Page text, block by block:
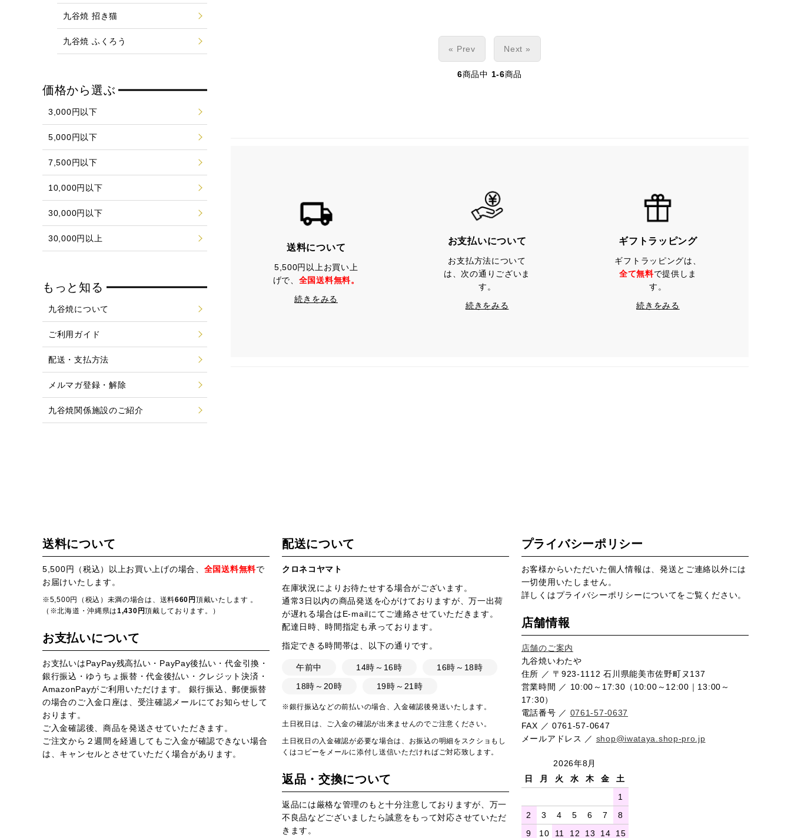
« Prev Next »
6商品中 1-6商品
送料について
5,500円以上お買い上
げで、 全国送料無料。
続きをみる
お支払いについて
お支払方法について
は、次の通りございま
す。
続きをみる
ギフトラッピング
ギフトラッピングは、
全て無料で提供しま
す。
続きをみる
九谷焼 招き猫
九谷焼 ふくろう
価格から選ぶ
3,000円以下
5,000円以下
7,500円以下
10,000円以下
30,000円以下
30,000円以上
もっと知る
九谷焼について
ご利用ガイド
配送・支払方法
メルマガ登録・解除
九谷焼関係施設のご紹介
送料について
5,500円（税込）以上お買い上げの場合、 全国送料無料で
お届けいたします。
※5,500円（税込）未満の場合は、送料660円 頂戴いたします 。
（※北海道・沖縄県は1,430円頂戴しております。）
お支払いについて
お支払いはPayPay残高払い・PayPay後払い・代金引換・
銀行振込・ゆうちょ振替・代金後払い・クレジット決済・
AmazonPayがご利用いただけます。 銀行振込、郵便振替
の場合のご入金口座は、受注確認メールにてお知らせして
おります。
ご入金確認後、商品を発送させていただきます。
ご注文から２週間を経過してもご入金が確認できない場合
は、キャンセルとさせていただく場合があります。
配送について
クロネコヤマト
在庫状況によりお待たせする場合がございます。
通常3日以内の商品発送を心がけておりますが、万一出荷
が遅れる場合はE-mailにてご連絡させていただきます。
配達日時、時間指定も承っております。
指定できる時間帯は、以下の通りです。
午前中 14時～16時
16時～18時
18時～20時
19時～21時
※銀行振込などの前払いの場合、入金確認後発送いたします。
土日祝日は、ご入金の確認が出来ませんのでご注意ください。
土日祝日の入金確認が必要な場合は、お振込の明細をスクショもし
くはコピーをメールに添付し送信いただければご対応致します。
返品・交換について
返品には厳格な管理のもと十分注意しておりますが、万一
不良品などございましたら誠意をもって対応させていただ
きます。
プライバシーポリシー
お客様からいただいた個人情報は、発送とご連絡以外には
一切使用いたしません。
詳しくはプライバシーポリシーについてをご覧ください。
店舗情報
店舗のご案内
九谷焼いわたや
住所 ／ 〒923-1112 石川県能美市佐野町ヌ137
営業時間 ／ 10:00～17:30（10:00～12:00｜13:00～
17:30）
電話番号 ／ 0761-57-0637
FAX ／ 0761-57-0647
メールアドレス ／ shop@iwataya.shop-pro.jp
2026年8月
日
月 火 水 木 金
土
1
2
3 4 5 6 7
8
9
10 11 12 13 14 15